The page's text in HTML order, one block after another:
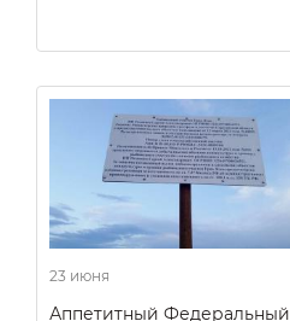
23 июня
Аппетитный Федеральный